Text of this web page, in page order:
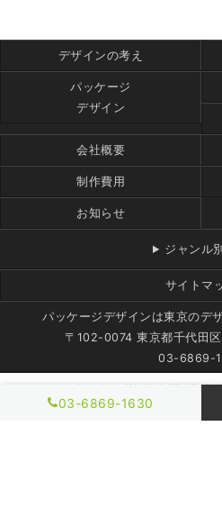
デザインの考え
パッケージ
デザイン
会社概要
制作費用
お知らせ
ジャンル
サイトマ
パッケージデザインは東京のデ
〒102-0074 東京都千代田
03-6869-
Copyright (C) 2018
03-6869-1630